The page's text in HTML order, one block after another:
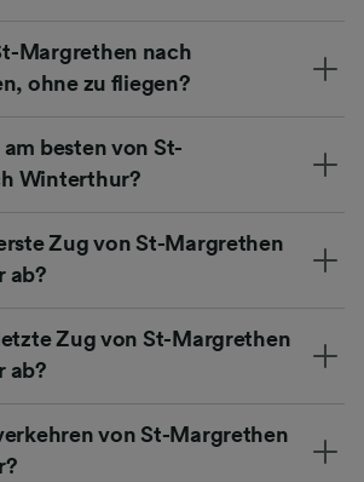
Margrethen nach
ohne zu fliegen?
besten von St-
Winterthur?
Zug von St-Margrethen
ab?
Zug von St-Margrethen
ab?
von St-Margrethen